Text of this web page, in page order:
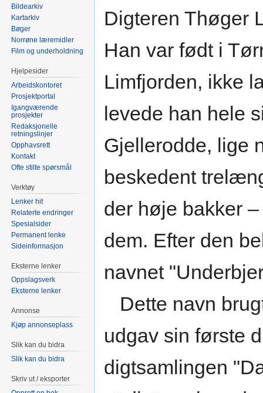
Digteren Thøger
Han var født i
Limfjorden, ikke
levede han hele
Gjellerodde, lige
beskedent
der høje bakker
dem. Efter den
navnet
Dette navn
udgav sin første
digtsamlingen
Bildearkiv
Kartarkiv
Bøger
Norrøne læremidler
Film og underholdning
Hjelpesider
Arbeidskontoret
Prosjektportal
Igangværende
prosjekter
Redaksjonelle
retningslinjer
Opphavsrett
Kontakt
Ofte stilte spørsmål
Verktøy
Lenker hit
Relaterte endringer
Spesialsider
Permanent lenke
Sideinformasjon
Eksterne lenker
Oppslagsverk
Eksterne lenker
Annonse
Kjøp annonseplass
Slik kan du bidra
Slik kan du bidra
Skriv ut / eksporter